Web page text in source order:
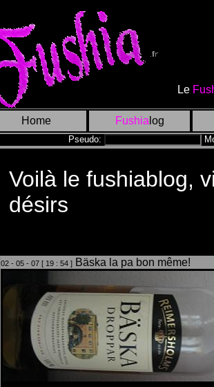
Le
Home Fushia log
Pseudo:
Voilà le fushiablog,
désirs
02 - 05 - 07 [ 19 : 54 ] Bäska la pa bon même!